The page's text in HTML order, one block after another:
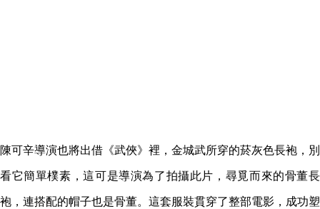
陳可辛導演也將出借《武俠》裡，金城武所穿的菸灰色長袍，別
看它簡單樸素，這可是導演為了拍攝此片，尋覓而來的骨董長
袍，連搭配的帽子也是骨董。這套服裝貫穿了整部電影，成功塑